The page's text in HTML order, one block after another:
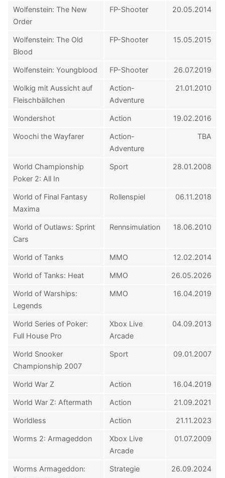
Wolfenstein: The New
Order
FP-Shooter 20.05.2014
Wolfenstein: The Old
Blood
FP-Shooter 15.05.2015
Wolfenstein: Youngblood FP-Shooter 26.07.2019
Wolkig mit Aussicht auf
Fleischbällchen
Action-
Adventure
21.01.2010
Wondershot Action 19.02.2016
Woochi the Wayfarer
Action-
Adventure
TBA
World Championship
Poker 2: All In
Sport 28.01.2008
World of Final Fantasy
Maxima
Rollenspiel 06.11.2018
World of Outlaws: Sprint
Cars
Rennsimulation 18.06.2010
World of Tanks MMO 12.02.2014
World of Tanks: Heat MMO 26.05.2026
World of Warships:
Legends
MMO 16.04.2019
World Series of Poker:
Full House Pro
Xbox Live
Arcade
04.09.2013
World Snooker
Championship 2007
Sport 09.01.2007
World War Z Action 16.04.2019
World War Z: Aftermath Action 21.09.2021
Worldless Action 21.11.2023
Worms 2: Armageddon
Xbox Live
Arcade
01.07.2009
Worms Armageddon:
Strategie 26.09.2024